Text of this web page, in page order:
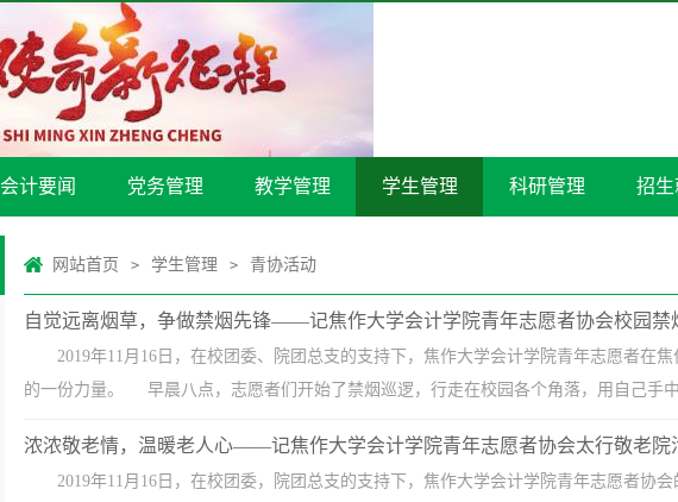
会计要闻 党务管理 教学管理 学生管理 科研管理 招生
网站首页 > 学生管理 > 青协活动
自觉远离烟草，争做禁烟先锋——记焦作大学会计学院青年志愿者协会校园禁
2019年11月16日，在校团委、院团总支的支持下，焦作大学会计学院青年志愿者在
的一份力量。 早晨八点，志愿者们开始了禁烟巡逻，行走在校园各个角落，用自己手
浓浓敬老情，温暖老人心——记焦作大学会计学院青年志愿者协会太行敬老院
2019年11月16日，在校团委，院团总支的支持下，焦作大学会计学院青年志愿者协